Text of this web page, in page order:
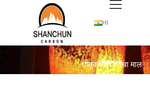
HI
धातुकर्मिक कच्चा माल